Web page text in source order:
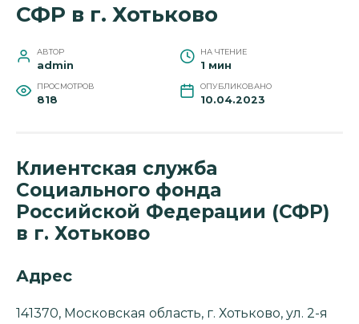
СФР в г. Хотьково
АВТОР
admin
НА ЧТЕНИЕ
1 мин
ПРОСМОТРОВ
818
ОПУБЛИКОВАНО
10.04.2023
Клиентская служба
Социального фонда
Российской Федерации (СФР)
в г. Хотьково
Адрес
141370, Московская область, г. Хотьково, ул. 2-я